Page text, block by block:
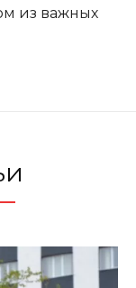
из важных